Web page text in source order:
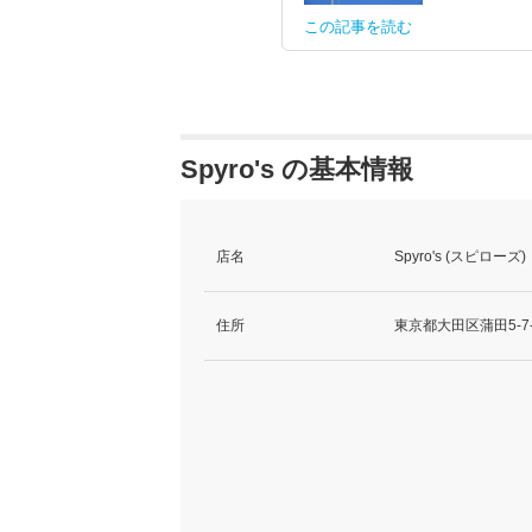
この記事を読む
Spyro's の基本情報
店名 Spyro's (スピローズ)
住所 東京都大田区蒲田5-